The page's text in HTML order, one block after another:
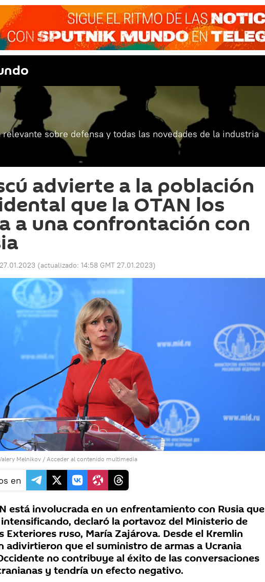
sobre defensa y todas las novedades de la industria
advierte a la población
que la OTAN los
a una confrontación con
(actualizado: 14:58 GMT 27.01.2023)
Melnikov / Acceder al contenido multimedia
en
está involucrada en un enfrentamiento con Rusia que
declaró la portavoz del Ministerio de
Exteriores ruso, María Zajárova. Desde el Kremlin
adivirtieron que el suministro de armas a Ucrania
no contribuye al éxito de las conversaciones
y tendría un efecto negativo.